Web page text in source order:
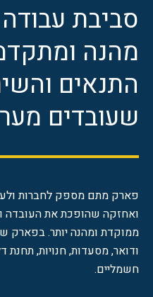
סביבת
מהנה
התנאים
שעובדים
פארק מתם מספק לחברות
ואחזקה שהופכת את העובדה
ממוקדת ומהנה יותר. בפארק
ודואר, מסעדות, חנויות, תחנת
חשמליים.